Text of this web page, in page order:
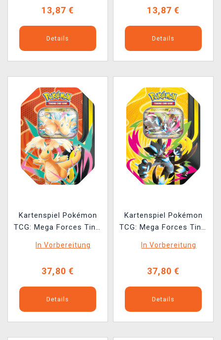
13,87 €
Details
13,87 €
Details
Kartenspiel Pokémon
TCG: Mega Forces Tin -
(ENGLISCHE VERSION)
In Vorbereitung
37,80 €
Details
Kartenspiel Pokémon
TCG: Mega Forces Tin -
(ENGLISCHE VERSION)
In Vorbereitung
37,80 €
Details